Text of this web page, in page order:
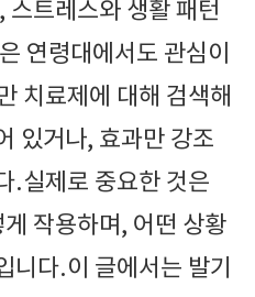
스트레스와 생활 패턴
연령대에서도 관심이
치료제에 대해 검색해
있거나, 효과만 강조
.실제로 중요한 것은
작용하며, 어떤 상황
니다.이 글에서는 발기